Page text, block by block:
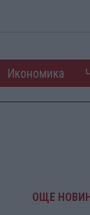
Икономика
ОЩЕ